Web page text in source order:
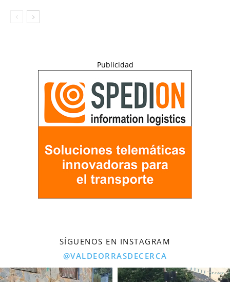
Publicidad
SÍGUENOS EN INSTAGRAM
@VALDEORRASDECERCA